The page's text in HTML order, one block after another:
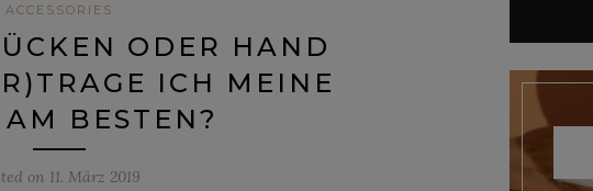
ACCESSORIES
ODER HAND
ICH MEINE
AM BESTEN?
on 11. März 2019